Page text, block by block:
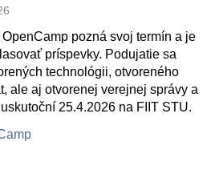
pozná svoj termín a je
príspevky. Podujatie sa
technológii, otvoreného
ale aj otvorenej verejnej správy a
25.4.2026 na FIIT STU.